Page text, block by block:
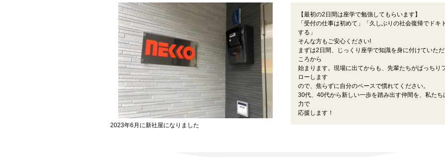
2023年6月に新社屋になりました
【最初の2日間は座学で勉強してもらいます】
「受付の仕事は初めて」「久しぶりの社会復帰でドキ
する」
そんな方もご安心ください!
まずは2日間、じっくり座学で知識を身に付けていただ
ころから
始まります。現場に出てからも、先輩たちがばっちり
ローします
ので、焦らずに自分のペースで慣れてください。
30代、40代から新しい一歩を踏み出す仲間を、私たち
力で
応援します！